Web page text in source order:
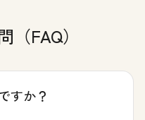
（FAQ）
すか？